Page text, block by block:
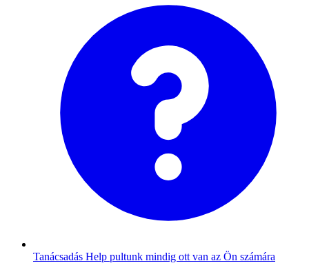
Tanácsadás Help pultunk mindig ott van az Ön számára